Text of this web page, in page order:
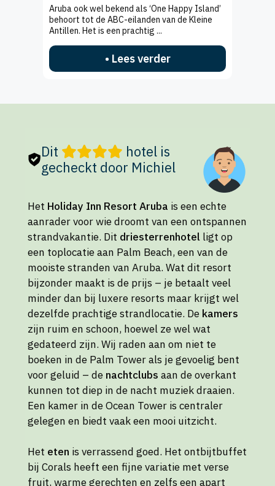
Aruba ook wel bekend als ‘One Happy Island’
behoort tot de ABC-eilanden van de Kleine
Antillen. Het is een prachtig ...
• Lees verder
Dit
hotel is
gecheckt door Michiel
Het Holiday Inn Resort Aruba is een echte
aanrader voor wie droomt van een ontspannen
strandvakantie. Dit driesterrenhotel ligt op
een toplocatie aan Palm Beach, een van de
mooiste stranden van Aruba. Wat dit resort
bijzonder maakt is de prijs – je betaalt veel
minder dan bij luxere resorts maar krijgt wel
dezelfde prachtige strandlocatie. De kamers
zijn ruim en schoon, hoewel ze wel wat
gedateerd zijn. Wij raden aan om niet te
boeken in de Palm Tower als je gevoelig bent
voor geluid – de nachtclubs aan de overkant
kunnen tot diep in de nacht muziek draaien.
Een kamer in de Ocean Tower is centraler
gelegen en biedt vaak een mooi uitzicht.
Het eten is verrassend goed. Het ontbijtbuffet
bij Corals heeft een fijne variatie met verse
fruit, warme gerechten en zelfs een apart